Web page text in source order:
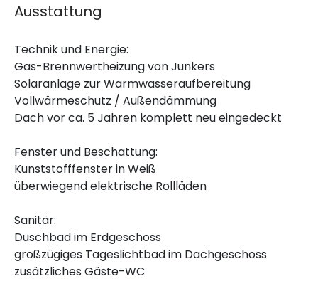
Ausstattung
Technik und Energie:
Gas-Brennwertheizung von Junkers
Solaranlage zur Warmwasseraufbereitung
Vollwärmeschutz / Außendämmung
Dach vor ca. 5 Jahren komplett neu eingedeckt
Fenster und Beschattung:
Kunststofffenster in Weiß
überwiegend elektrische Rollläden
Sanitär:
Duschbad im Erdgeschoss
großzügiges Tageslichtbad im Dachgeschoss
zusätzliches Gäste-WC